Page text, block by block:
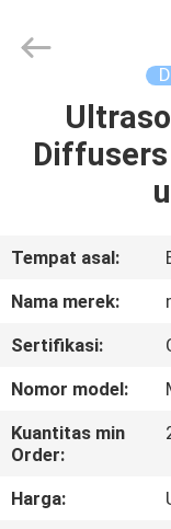
RUMAH
TENTANG
KAMI
TUR
PABRIK
KONTROL
KUALITAS
Tempat asal:
Nama merek:
Sertifikasi:
Nomor model:
Kuantitas min
Order:
Harga: